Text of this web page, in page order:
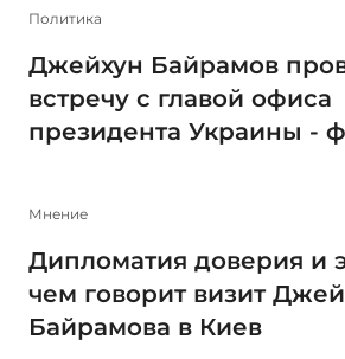
Политика
Джейхун Байрамов
встречу с главой офиса
президента Украины -
Мнение
Дипломатия доверия и
чем говорит визит
Байрамова в Киев